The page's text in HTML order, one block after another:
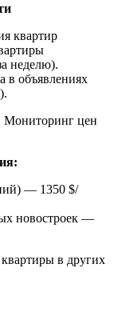
квартир
неделю).
в объявлениях
— 1350 $/
новостроек —
в других